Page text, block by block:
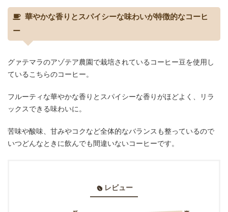
華やかな香りとスパイシーな味わいが特徴的なコーヒ
ー
グァテマラのアゾテア農園で栽培されているコーヒー豆を使用し
ているこちらのコーヒー。
フルーティな華やかな香りとスパイシーな香りがほどよく、リラ
ックスできる味わいに。
苦味や酸味、甘みやコクなど全体的なバランスも整っているので
いつどんなときに飲んでも間違いないコーヒーです。
レビュー